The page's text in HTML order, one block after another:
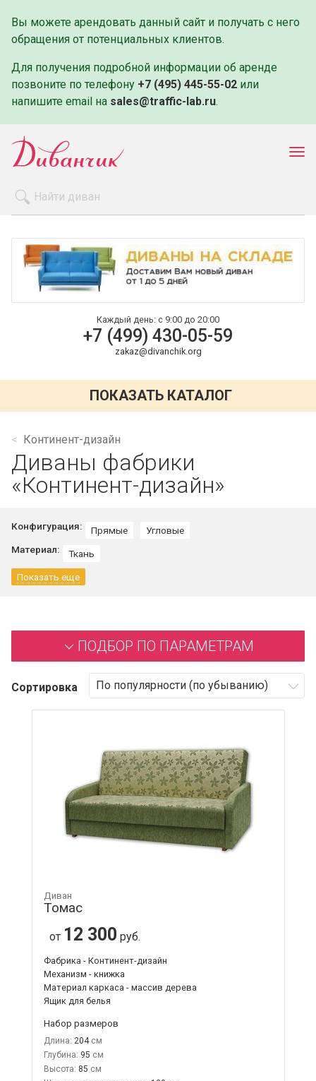
Вы можете арендовать данный сайт и получать с него
обращения от потенциальных клиентов.
Для получения подробной информации об аренде
позвоните по телефону +7 (495) 445-55-02 или
напишите email на sales@traffic-lab.ru.
Оплата и доставка
Контакты
Каждый день: с 9:00 до 20:00
+7 (499) 430-05-59
zakaz@divanchik.org
ПОКАЗАТЬ КАТАЛОГ
Континент-дизайн
Диваны фабрики
«Континент-дизайн»
Конфигурация: Прямые
Угловые
Материал:
Ткань
Показать еще
ПОДБОР ПО ПАРАМЕТРАМ
Сортировка
Диван
Томас
от 12 300 руб.
Фабрика - Континент-дизайн
Механизм - книжка
Материал каркаса - массив дерева
Ящик для белья
Набор размеров
Длина: 204
Глубина: 95
Высота: 85